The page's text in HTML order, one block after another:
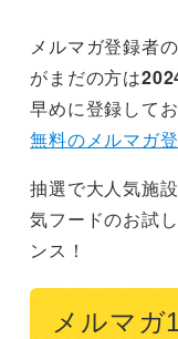
メルマガ登録者
がまだの方は
早めに登録して
無料のメルマガ
抽選で大人気施
気フードのお試
ンス！
メルマガ